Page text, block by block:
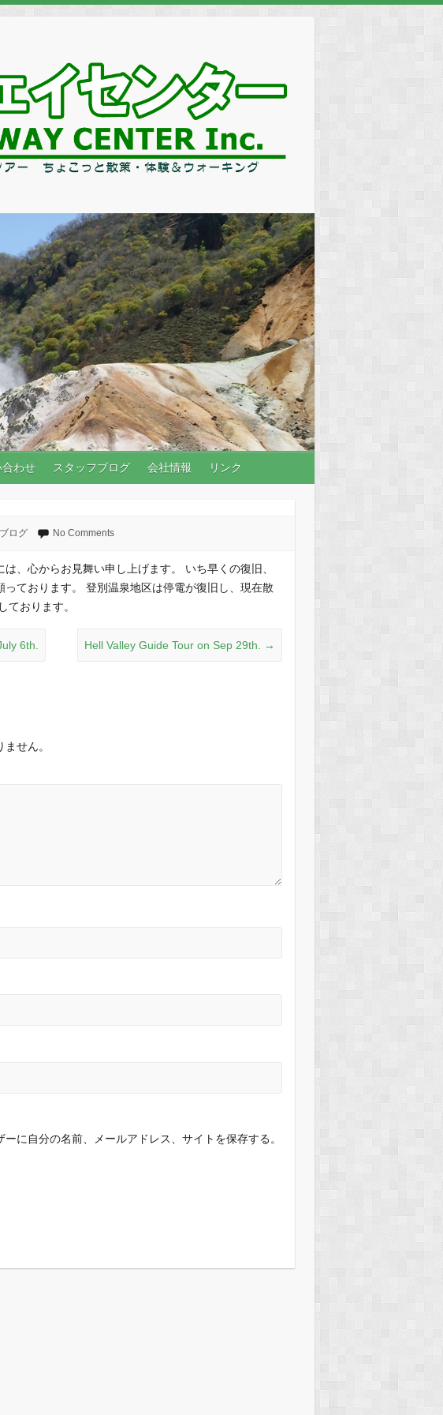
合わせ スタッフブログ 会社情報 リンク
ログ No Comments
、心からお見舞い申し上げます。 いち早くの復旧、
ております。 登別温泉地区は停電が復旧し、現在散
ております。
6th. Hell Valley Guide Tour on Sep 29th. →
せん。
に自分の名前、メールアドレス、サイトを保存する。